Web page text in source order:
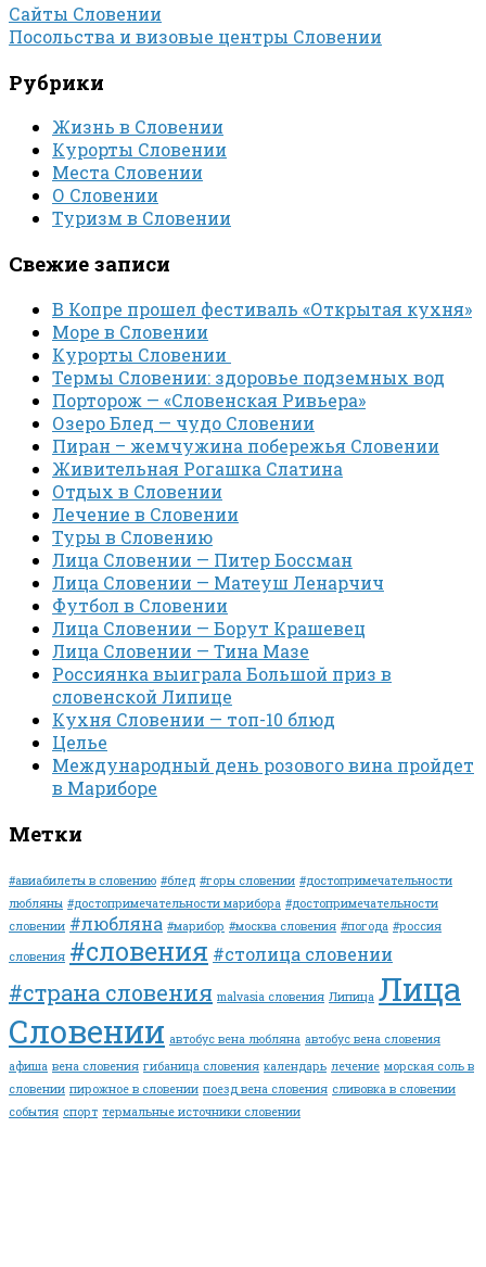
Сайты Словении
Посольства и визовые центры Словении
Рубрики
Жизнь в Словении
Курорты Словении
Места Словении
О Словении
Туризм в Словении
Свежие записи
В Копре прошел фестиваль «Открытая кухня»
Море в Словении
Курорты Словении
Термы Словении: здоровье подземных вод
Порторож — «Словенская Ривьера»
Озеро Блед — чудо Словении
Пиран – жемчужина побережья Словении
Живительная Рогашка Слатина
Отдых в Словении
Лечение в Словении
Туры в Словению
Лица Словении — Питер Боссман
Лица Словении — Матеуш Ленарчич
Футбол в Словении
Лица Словении — Борут Крашевец
Лица Словении — Тина Мазе
Россиянка выиграла Большой приз в
словенской Липице
Кухня Словении — топ-10 блюд
Целье
Международный день розового вина пройдет
в Мариборе
Метки
#авиабилеты в словению #блед #горы словении #достопримечательности
любляны #достопримечательности марибора #достопримечательности
словении #любляна #марибор #москва словения #погода #россия
словения #словения #столица словении
#страна словения malvasia словения Липица Лица
Словении автобус вена любляна автобус вена словения
афиша вена словения гибаница словения календарь лечение морская соль в
словении пирожное в словении поезд вена словения сливовка в словении
события спорт термальные источники словении